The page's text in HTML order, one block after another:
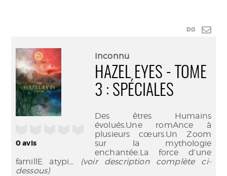
Lien
mail
0avis
Inconnu
HAZEL EYES - TOME
3 : SPÉCIALES
Des êtres Humains
évolués.Une romAnce à
plusieurs cœurs.Un Zoom
sur la mythologie
enchantée.La force d’une
famillE atypi... (voir description complète ci-
dessous)